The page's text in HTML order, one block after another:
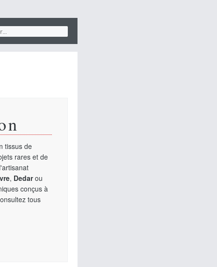
tissus de
rares et de
, Dedarou
conçus à
tous